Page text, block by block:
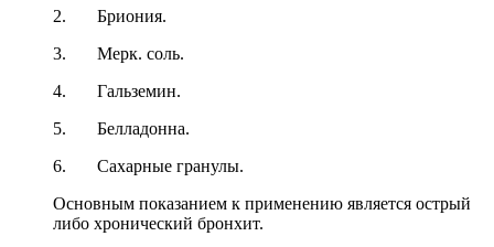
2. Бриония.
3. Мерк. соль.
4. Гальземин.
5. Белладонна.
6. Сахарные гранулы.
Основным показанием к применению является острый
либо хронический бронхит.